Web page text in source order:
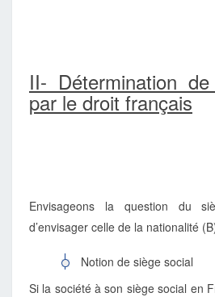
II- Détermination
par le droit français
Envisageons la question du
d’envisager celle de la nationalité
Notion de siège social
Si la société à son siège social en